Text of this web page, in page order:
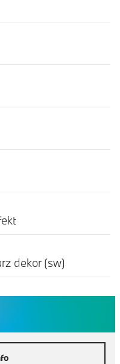
dekor (sw)